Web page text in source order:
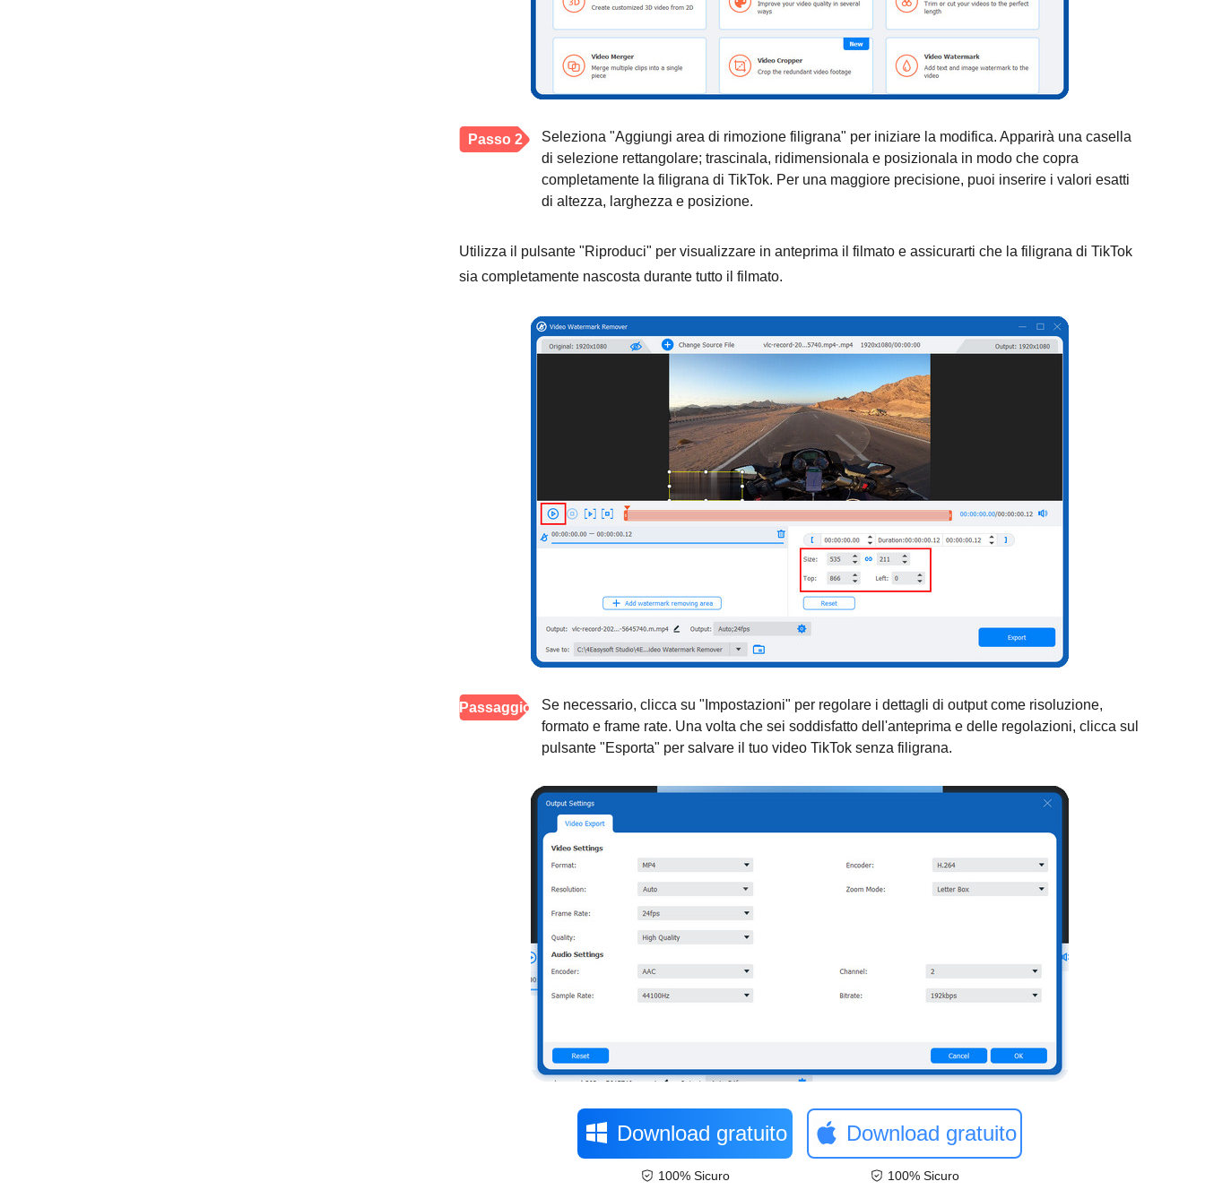
Passo 2
Seleziona "Aggiungi area di rimozione filigrana" per iniziare la modifica. Apparirà una casella
di selezione rettangolare; trascinala, ridimensionala e posizionala in modo che copra
completamente la filigrana di TikTok. Per una maggiore precisione, puoi inserire i valori esatti
di altezza, larghezza e posizione.
Utilizza il pulsante "Riproduci" per visualizzare in anteprima il filmato e assicurarti che la filigrana di TikTok
sia completamente nascosta durante tutto il filmato.
Passaggio
Se necessario, clicca su "Impostazioni" per regolare i dettagli di output come risoluzione,
formato e frame rate. Una volta che sei soddisfatto dell'anteprima e delle regolazioni, clicca sul
pulsante "Esporta" per salvare il tuo video TikTok senza filigrana.
Download gratuito
100% Sicuro
Download gratuito
100% Sicuro